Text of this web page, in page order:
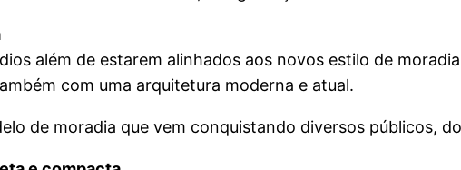
além de estarem alinhados aos novos estilo de
com uma arquitetura moderna e atual.
de moradia que vem conquistando diversos públicos,